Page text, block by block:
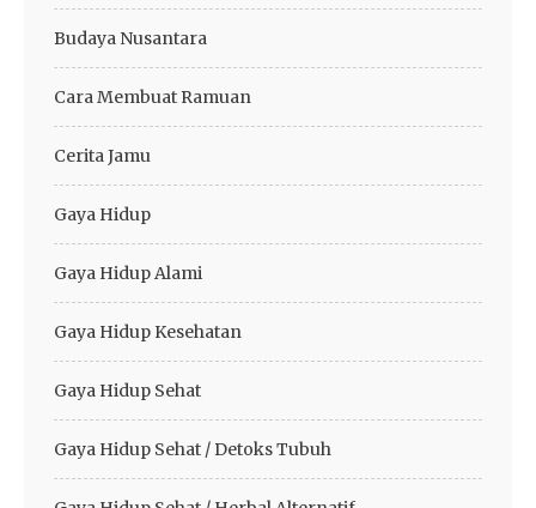
Budaya Nusantara
Cara Membuat Ramuan
Cerita Jamu
Gaya Hidup
Gaya Hidup Alami
Gaya Hidup Kesehatan
Gaya Hidup Sehat
Gaya Hidup Sehat / Detoks Tubuh